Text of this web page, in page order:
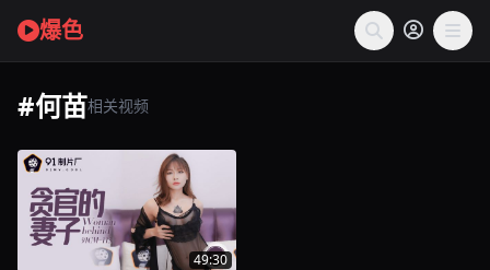
爆色
#何苗相关视频
49:30